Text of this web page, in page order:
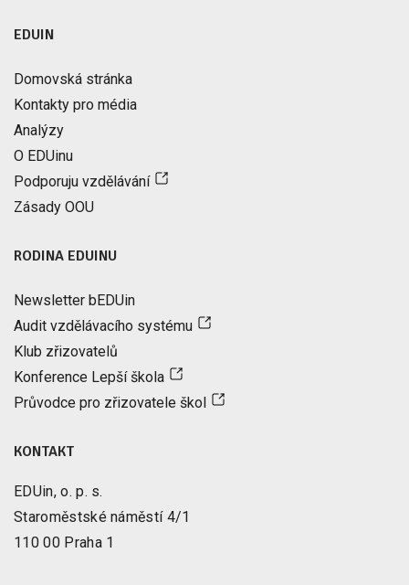
EDUIN
Domovská stránka
Kontakty pro média
Analýzy
O EDUinu
Podporuju vzdělávání
Zásady OOU
RODINA EDUINU
Newsletter bEDUin
Audit vzdělávacího systému
Klub zřizovatelů
Konference Lepší škola
Průvodce pro zřizovatele škol
KONTAKT
EDUin, o. p. s.
Staroměstské náměstí 4/1
110 00 Praha 1